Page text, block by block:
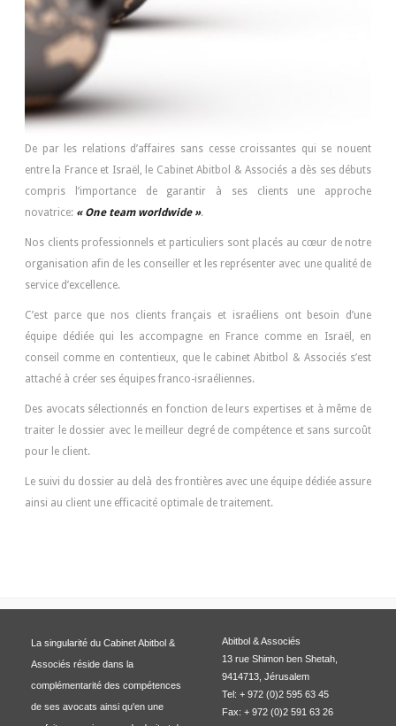
De par les relations d’affaires sans cesse croissantes qui se nouent
entre la France et Israël, le Cabinet Abitbol & Associés a dès ses débuts
compris l’importance de garantir à ses clients une approche
novatrice: « One team worldwide ».
Nos clients professionnels et particuliers sont placés au cœur de notre
organisation afin de les conseiller et les représenter avec une qualité de
service d’excellence.
C’est parce que nos clients français et israéliens ont besoin d’une
équipe dédiée qui les accompagne en France comme en Israël, en
conseil comme en contentieux, que le cabinet Abitbol & Associés s’est
attaché à créer ses équipes franco-israéliennes.
Des avocats sélectionnés en fonction de leurs expertises et à même de
traiter le dossier avec le meilleur degré de compétence et sans surcoût
pour le client.
Le suivi du dossier au delà des frontières avec une équipe dédiée assure
ainsi au client une efficacité optimale de traitement.
La singularité du Cabinet Abitbol &
Associés réside dans la
complémentarité des compétences
de ses avocats ainsi qu'en une
Abitbol & Associés
13 rue Shimon ben Shetah,
9414713, Jérusalem
Tel: + 972 (0)2 595 63 45
Fax: + 972 (0)2 591 63 26